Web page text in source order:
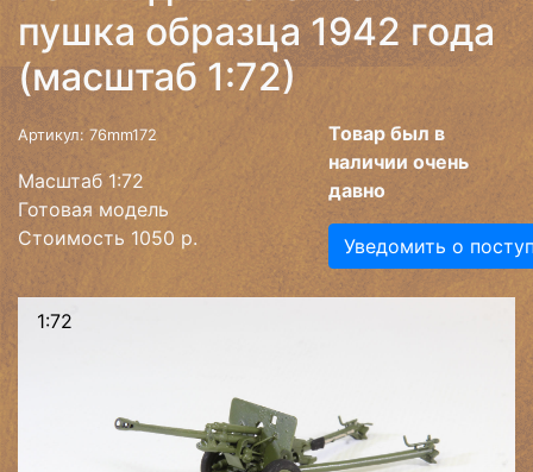
пушка образца 1942 года
(масштаб 1:72)
Артикул: 76mm172
Масштаб 1:72
Готовая модель
Стоимость 1050 р.
Товар был в
наличии очень
давно
Уведомить о
1:72